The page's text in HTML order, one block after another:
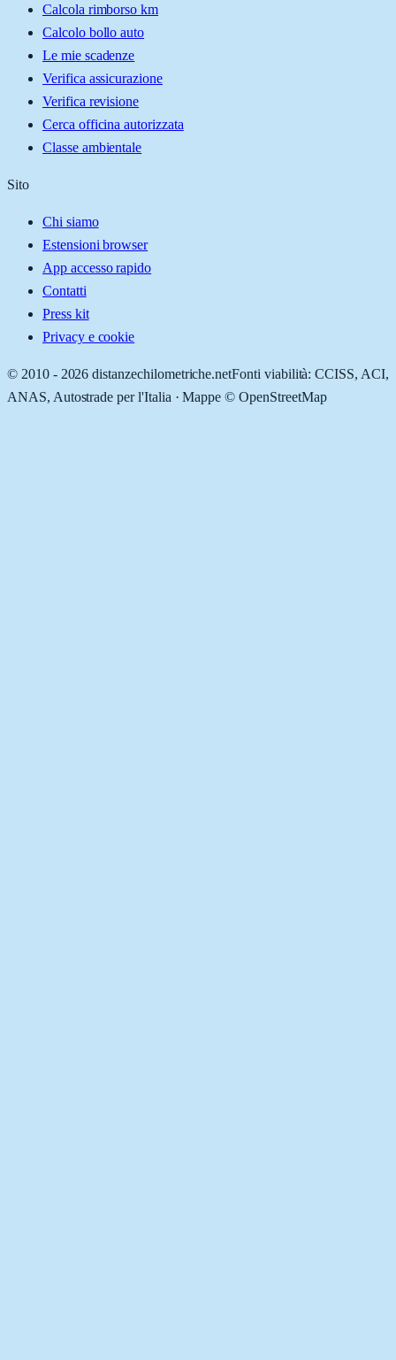
Calcola rimborso km
Calcolo bollo auto
Le mie scadenze
Verifica assicurazione
Verifica revisione
Cerca officina autorizzata
Classe ambientale
Sito
Chi siamo
Estensioni browser
App accesso rapido
Contatti
Press kit
Privacy e cookie
© 2010 - 2026 distanzechilometriche.netFonti viabilità: CCISS, ACI,
ANAS, Autostrade per l'Italia · Mappe © OpenStreetMap